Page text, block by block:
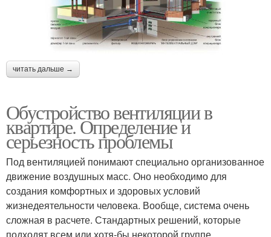
читать дальше →
Обустройство вентиляции в
квартире. Определение и
серьезность проблемы
Под вентиляцией понимают специально организованное
движение воздушных масс. Оно необходимо для
создания комфортных и здоровых условий
жизнедеятельности человека. Вообще, система очень
сложная в расчете. Стандартных решений, которые